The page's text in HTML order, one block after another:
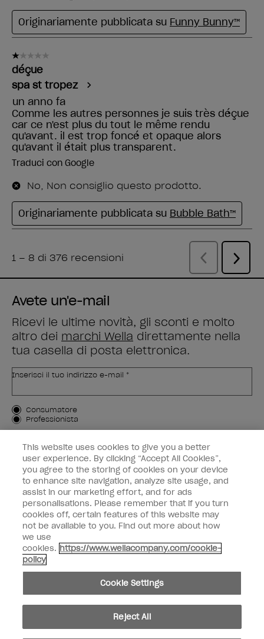
Avete un'e-mail
Ricevi le ultime novità, gli sconti e molto
altro dei marchi Wella direttamente nella
tua casella di posta elettronica.
Inserisci il tuo indirizzo e-mail *
Tipo di cliente
Consumatore
Professionista
ISCRIVIMI
Informazioni per i clienti
OPI & voi
instagramfacebook
Copyright 2026, Wella Operations US LLC. Tutti i diritti riservati.
This website uses cookies to give you a better
user experience. By clicking “Accept All Cookies”,
you agree to the storing of cookies on your device
to enhance site navigation, analyze site usage, and
assist in our marketing effort, and for ads
personalisations. Please remember that if you turn
cookies off, certain features of this website may
not be available to you. Find out more about how
we use
cookies. https://www.wellacompany.com/cookie-
policy
Cookie Settings
Reject All